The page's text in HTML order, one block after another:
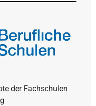
der Fachschulen